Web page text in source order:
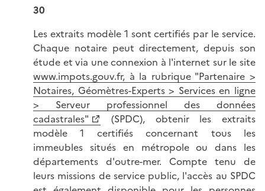
30
Les extraits modèle 1 sont certifiés par le service.
Chaque notaire peut directement, depuis son
étude et via une connexion à l'internet sur le site
www.impots.gouv.fr, à la rubrique "Partenaire >
Notaires, Géomètres-Experts > Services en ligne
> Serveur professionnel des données
cadastrales"
(SPDC), obtenir les extraits
modèle 1 certifiés concernant tous les
immeubles situés en métropole ou dans les
départements d'outre-mer. Compte tenu de
leurs missions de service public, l'accès au SPDC